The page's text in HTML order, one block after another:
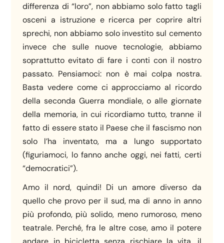
differenza di “loro”, non abbiamo solo fatto tagli
osceni a istruzione e ricerca per coprire altri
sprechi, non abbiamo solo investito sul cemento
invece che sulle nuove tecnologie, abbiamo
soprattutto evitato di fare i conti con il nostro
passato. Pensiamoci: non è mai colpa nostra.
Basta vedere come ci approcciamo al ricordo
della seconda Guerra mondiale, o alle giornate
della memoria, in cui ricordiamo tutto, tranne il
fatto di essere stato il Paese che il fascismo non
solo l’ha inventato, ma a lungo supportato
(figuriamoci, lo fanno anche oggi, nei fatti, certi
“democratici”).
Amo il nord, quindi! Di un amore diverso da
quello che provo per il sud, ma di anno in anno
più profondo, più solido, meno rumoroso, meno
teatrale. Perché, fra le altre cose, amo il potere